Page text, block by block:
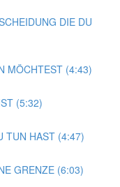
DIE DU
MÖCHTEST (4:43)
(5:32)
TUN HAST (4:47)
GRENZE (6:03)